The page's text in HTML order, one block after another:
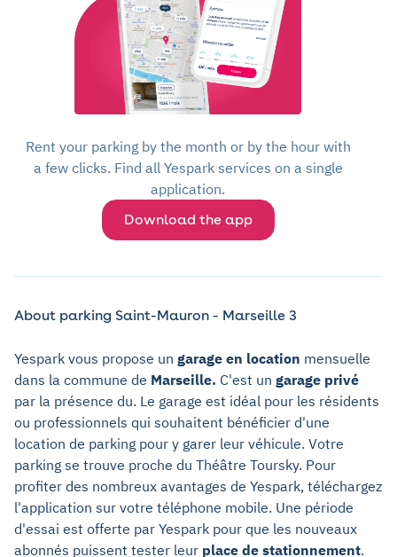
Rent your parking by the month or by the hour with
a few clicks. Find all Yespark services on a single
application.
Download the app
About parking Saint-Mauron - Marseille 3
Yespark vous propose un garage en location mensuelle
dans la commune de Marseille. C'est un garage privé
par la présence du. Le garage est idéal pour les résidents
ou professionnels qui souhaitent bénéficier d'une
location de parking pour y garer leur véhicule. Votre
parking se trouve proche du Théâtre Toursky. Pour
profiter des nombreux avantages de Yespark, téléchargez
l'application sur votre téléphone mobile. Une période
d'essai est offerte par Yespark pour que les nouveaux
abonnés puissent tester leur place de stationnement.